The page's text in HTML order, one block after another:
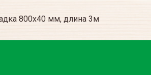
800х40 мм, длина 3м